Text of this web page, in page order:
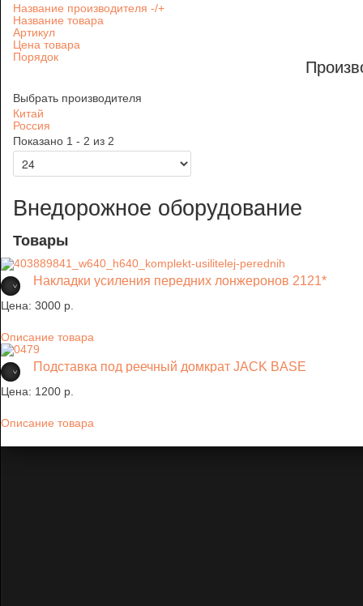
Название производителя -/+
Название товара
Артикул
Цена товара
Порядок
Выбрать производителя
Китай
Россия
Показано 1 - 2 из 2
Внедорожное оборудование
Товары
Накладки усиления передних лонжеронов 2121*
Цена: 3000 p.
Описание товара
Подставка под реечный домкрат JACK BASE
Цена: 1200 p.
Описание товара